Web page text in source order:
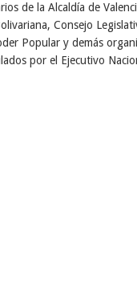
de la Alcaldía de
Consejo
Popular y demás
por el Ejecutivo